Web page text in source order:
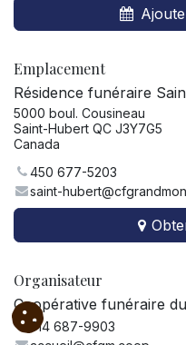
Emplacement
Résidence funéraire
5000 boul. Cousineau
Saint-Hubert QC J3Y7G5
Canada
450 677-5203
saint-
Organisateur
Coopérative funéraire
514 687-9903